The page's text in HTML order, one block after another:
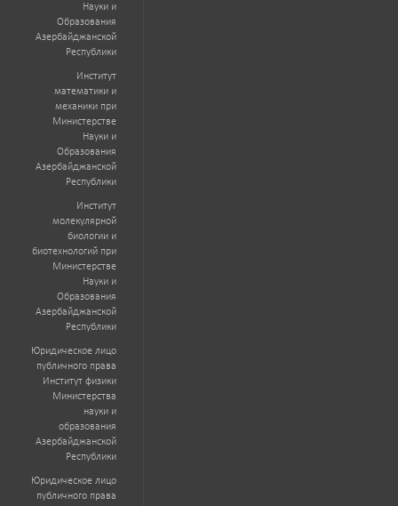
Науки и
Образования
Азербайджанской
Республики
Институт
математики и
механики при
Министерстве
Науки и
Образования
Азербайджанской
Республики
Институт
молекулярной
биологии и
биотехнологий при
Министерстве
Науки и
Образования
Азербайджанской
Республики
Юридическое лицо
публичного права
Институт физики
Министерства
науки и
образования
Азербайджанской
Республики
Юридическое лицо
публичного права